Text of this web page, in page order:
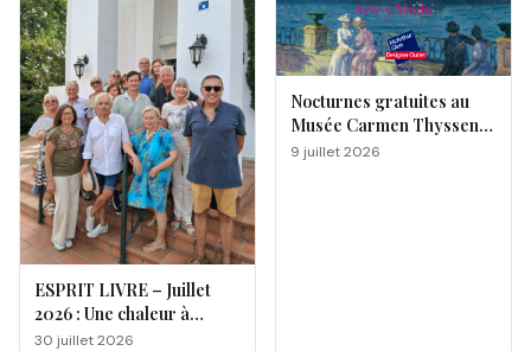
ESPRIT LIVRE – Juillet
2026 : Une chaleur à
double facette
30 juillet 2026
Nocturnes gratuites au
Musée Carmen Thyssen
de Málaga
9 juillet 2026